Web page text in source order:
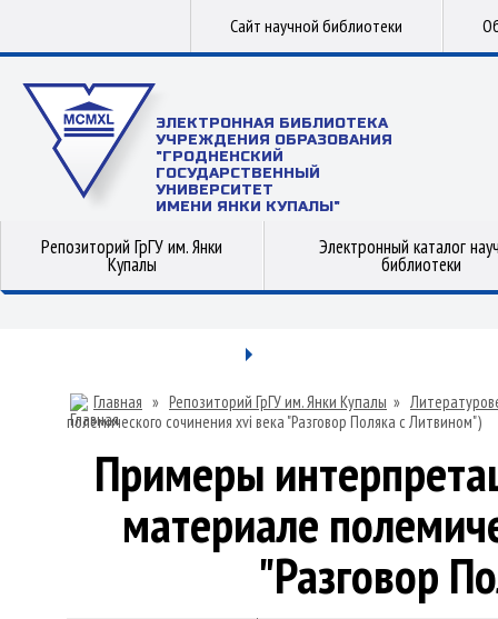
Сайт научной библиотеки
ЭЛЕКТРОННАЯ БИБЛИОТЕКА
УЧРЕЖДЕНИЯ ОБРАЗОВАНИЯ
"ГРОДНЕНСКИЙ
ГОСУДАРСТВЕННЫЙ
УНИВЕРСИТЕТ
ИМЕНИ ЯНКИ КУПАЛЫ"
Репозиторий ГрГУ им. Янки
Купалы
Электронный каталог
библиотеки
Главная » Репозиторий ГрГУ им. Янки Купалы »
полемического сочинения xvi века "Разговор Поляка с Литвином")
Примеры
материале
"Разговор